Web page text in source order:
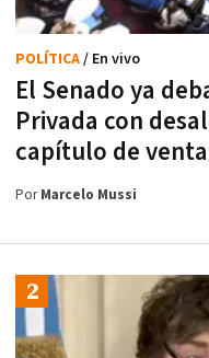
El Senado ya
Privada con
capítulo de
POLÍTICA/ En vivo
PorMarcelo Mussi